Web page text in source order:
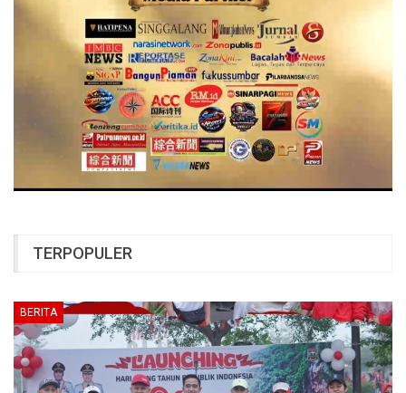
TERPOPULER
BERITA